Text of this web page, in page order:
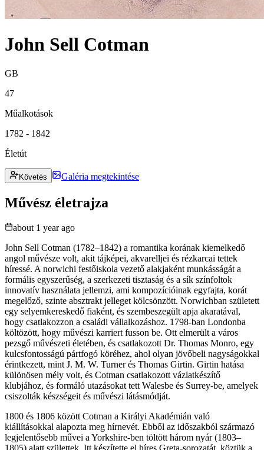
John Sell Cotman
GB
47
Műalkotások
1782 - 1842
Életút
Követés Galéria megtekintése
Művész életrajza
about 1 year ago
John Sell Cotman (1782–1842) a romantika korának kiemelkedő
angol művésze volt, akit tájképei, akvarelljei és rézkarcai tettek
híressé. A norwichi festőiskola vezető alakjaként munkásságát a
formális egyszerűség, a szerkezeti tisztaság és a sík színfoltok
innovatív használata jellemzi, ami kompozícióinak egyfajta, korát
megelőző, szinte absztrakt jelleget kölcsönzött. Norwichban született
egy selyemkereskedő fiaként, és szembeszegült apja akaratával,
hogy csatlakozzon a családi vállalkozáshoz. 1798-ban Londonba
költözött, hogy művészi karriert fusson be. Ott elmerült a város
pezsgő művészeti életében, és csatlakozott Dr. Thomas Monro, egy
kulcsfontosságú pártfogó köréhez, ahol olyan jövőbeli nagyságokkal
érintkezett, mint J. M. W. Turner és Thomas Girtin. Girtin hatása
különösen mély volt, és Cotman csatlakozott vázlatkészítő
klubjához, és formáló utazásokat tett Walesbe és Surrey-be, amelyek
csiszolták készségeit és művészi látásmódját.
1800 és 1806 között Cotman a Királyi Akadémián való
kiállításokkal alapozta meg hírnevét. Ebből az időszakból származó
legjelentősebb művei a Yorkshire-ben töltött három nyár (1803–
1805) alatt születtek. Itt készítette el híres Greta-sorozatát, köztük a